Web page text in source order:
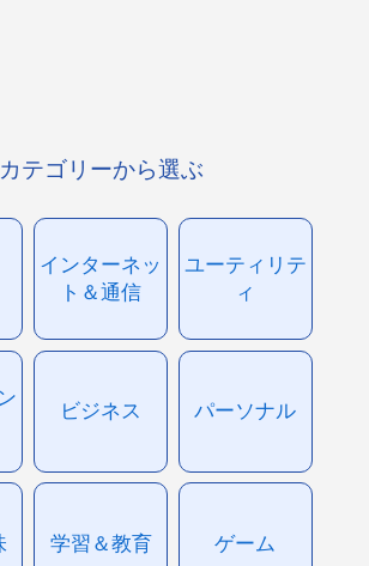
カテゴリーから選ぶ
インターネッ
ト＆通信
ユーティリテ
ィ
ビジネス パーソナル
学習＆教育 ゲーム